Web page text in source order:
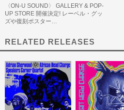
〈ON-U SOUND〉 GALLERY & POP-
UP STORE 開催決定! レーベル・グッ
ズや復刻ポスター…
RELATED RELEASES